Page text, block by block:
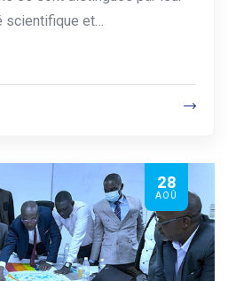
scientifique et…
28
AOÛ